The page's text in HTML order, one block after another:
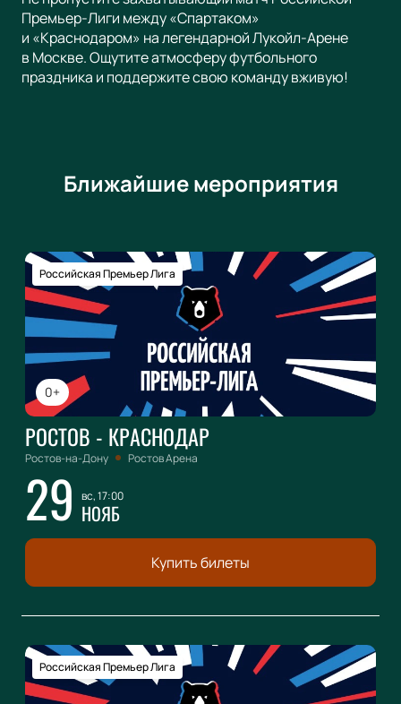
Премьер-Лиги между «Спартаком»
и «Краснодаром» на легендарной Лукойл-Арене
в Москве. Ощутите атмосферу футбольного
праздника и поддержите свою команду вживую!
Ближайшие мероприятия
0+
Российская Премьер Лига
РОСТОВ - КРАСНОДАР
Ростов-на-Дону Ростов Арена
29 вс, 17:00
НОЯБ
Купить билеты
Российская Премьер Лига